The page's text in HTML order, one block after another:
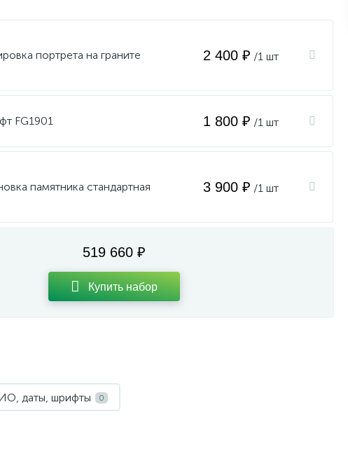
портрета на граните 2 400 ₽ /1 шт
FG1901 1 800 ₽ /1 шт
памятника стандартная 3 900 ₽ /1 шт
519 660 ₽
Купить набор
даты, шрифты 0